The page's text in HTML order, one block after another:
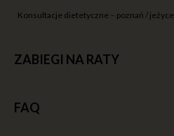
konsultacje dietetyczne – poznań / jeżyce
ZABIEGI NA RATY
FAQ